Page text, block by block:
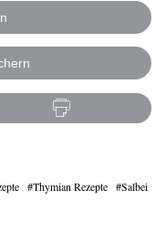
Thymian Rezepte
Salbei